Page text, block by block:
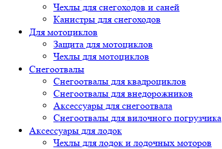
Чехлы для снегоходов и саней
Канистры для снегоходов
Для мотоциклов
Защита для мотоциклов
Чехлы для мотоциклов
Снегоотвалы
Снегоотвалы для квадроциклов
Снегоотвалы для внедорожников
Аксессуары для снегоотвала
Снегоотвалы для вилочного погрузчика
Аксессуары для лодок
Чехлы для лодок и лодочных моторов